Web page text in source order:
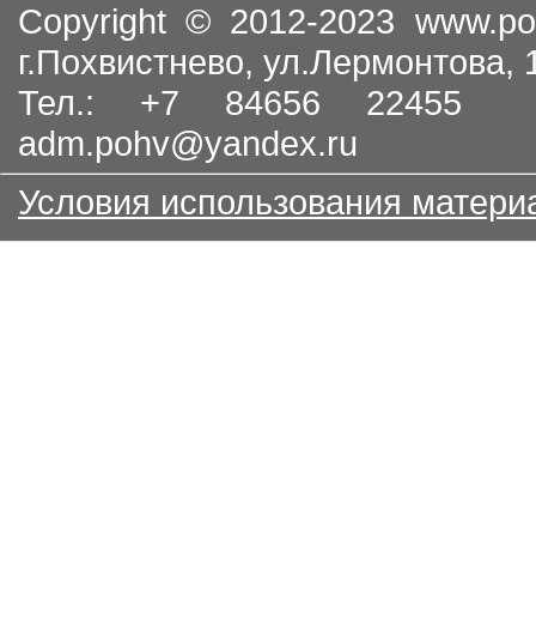
Copyright © 2012-2023
г.Похвистнево, ул.Лермонтова,
Тел.: +7 84656
adm.pohv@yandex.ru
Условия использования